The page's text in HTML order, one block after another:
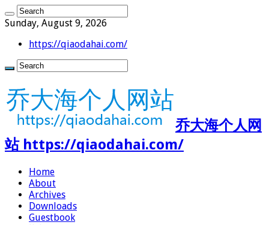
Sunday, August 9, 2026
https://qiaodahai.com/
乔大海个人网
站 https://qiaodahai.com/
Home
About
Archives
Downloads
Guestbook